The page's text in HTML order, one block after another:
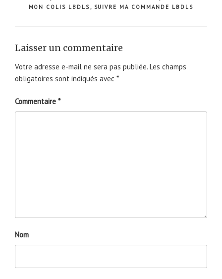
MON COLIS LBDLS, SUIVRE MA COMMANDE LBDLS
Laisser un commentaire
Votre adresse e-mail ne sera pas publiée. Les champs
obligatoires sont indiqués avec *
Commentaire *
Nom